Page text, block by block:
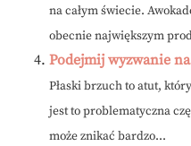
na całym świecie.
obecnie największym
Podejmij wyzwanie
Płaski brzuch to atut,
jest to problematyczna
może znikać bardzo...